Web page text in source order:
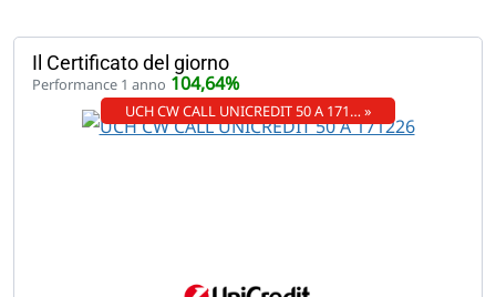
Il Certificato del giorno
Performance 1 anno 104,64%
UCH CW CALL UNICREDIT 50 A 171… »